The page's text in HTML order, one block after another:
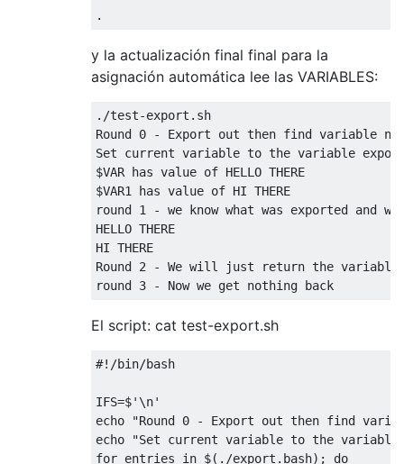
.
y la actualización final final para la
asignación automática lee las VARIABLES:
./test-export .
Round 0 - Export out then find variable
Set current variable to the variable
$VAR has value of HELLO THERE
$VAR1 has value of HI THERE
round 1 -
we know what was exported and
HELLO THERE
Round 2 - We will just return the variable
round 3 - Now we get nothing back
El script: cat test-export.sh
#!/bin/bash
IFS=$'\n'
echo
"Round 0 - Export out then find
echo
"Set current variable to the variable
for entries in $(./export . bash); do